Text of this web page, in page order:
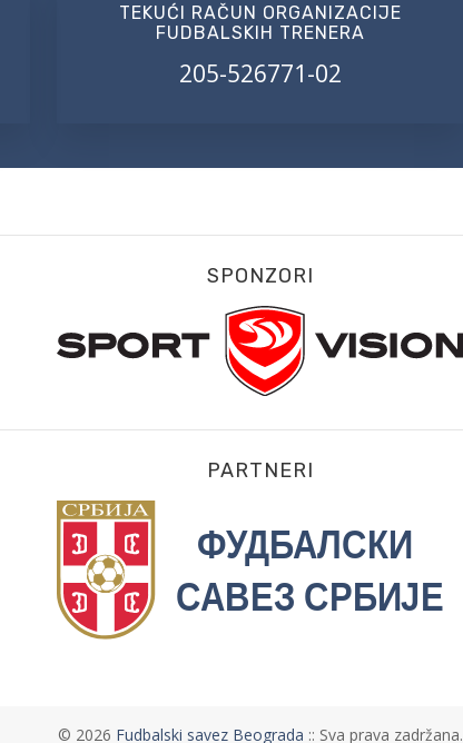
TEKUĆI RAČUN ORGANIZACIJE
FUDBALSKIH TRENERA
205-526771-02
SPONZORI
PARTNERI
© 2026 Fudbalski savez Beograda :: Sva prava zadržana.